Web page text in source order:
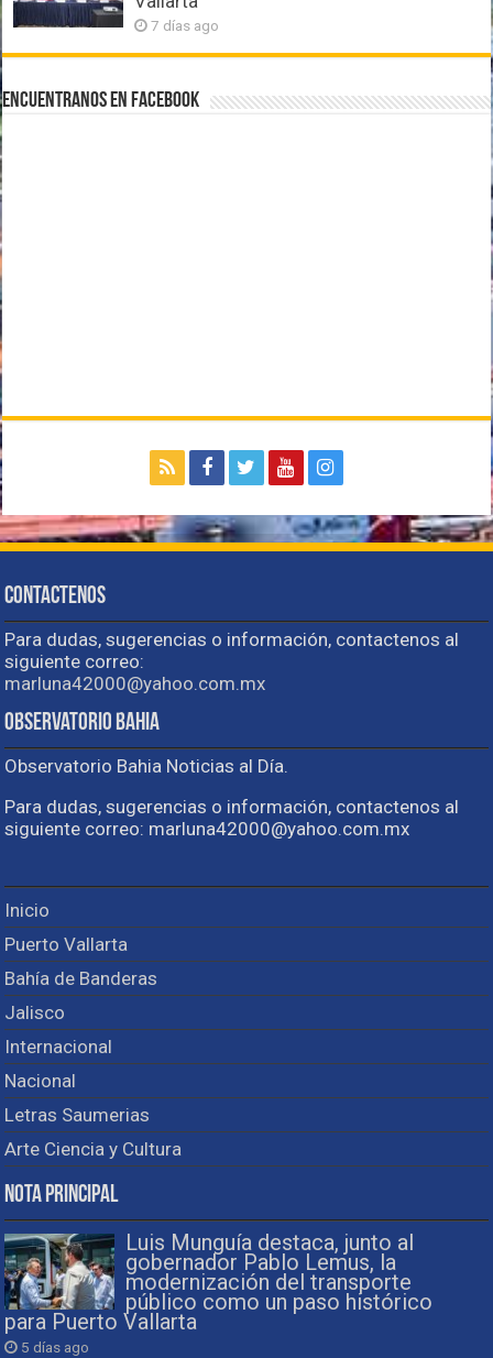
7 días ago
Encuentranos en Facebook
Contactenos
Para dudas, sugerencias o información, contactenos al
siguiente correo:
marluna42000@yahoo.com.mx
Observatorio Bahia
Observatorio Bahia Noticias al Día.
Para dudas, sugerencias o información, contactenos al
siguiente correo: marluna42000@yahoo.com.mx
Inicio
Puerto Vallarta
Bahía de Banderas
Jalisco
Internacional
Nacional
Letras Saumerias
Arte Ciencia y Cultura
Nota Principal
Luis Munguía destaca, junto al
gobernador Pablo Lemus, la
modernización del transporte
público como un paso histórico
para Puerto Vallarta
5 días ago